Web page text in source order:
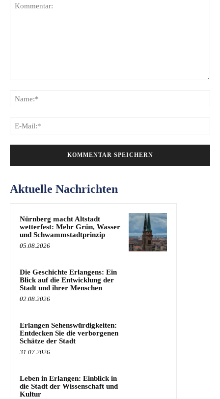
Aktuelle Nachrichten
Nürnberg macht Altstadt
wetterfest: Mehr Grün, Wasser
und Schwammstadtprinzip
05.08.2026
Die Geschichte Erlangens: Ein
Blick auf die Entwicklung der
Stadt und ihrer Menschen
02.08.2026
Erlangen Sehenswürdigkeiten:
Entdecken Sie die verborgenen
Schätze der Stadt
31.07.2026
Leben in Erlangen: Einblick in
die Stadt der Wissenschaft und
Kultur